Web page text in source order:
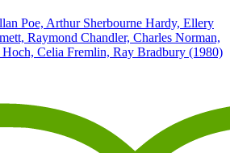
Poe, Arthur Sherbourne Hardy, Ellery
Raymond Chandler, Charles Norman,
Celia Fremlin, Ray Bradbury (1980)